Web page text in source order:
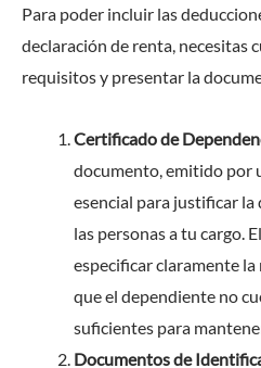
Para poder incluir las
declaración de renta, necesitas
requisitos y presentar la
Certificado de
documento, emitido por
esencial para justificar la
las personas a tu cargo.
especificar claramente
que el dependiente no
suficientes para
Documentos de